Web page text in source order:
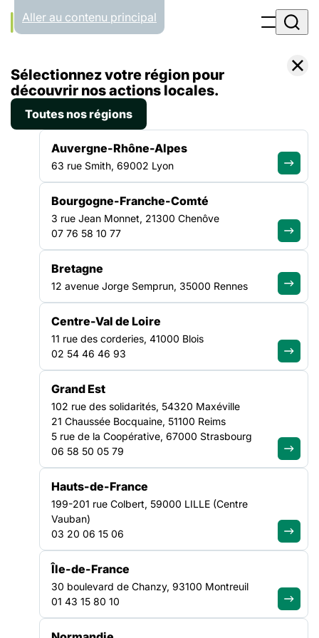
Panneau de gestion des cookies
Aller au contenu principal
Accueil Liste des programmes Mission précarité Paris
VEILLE SOCIALE, HÉBERGEMENT ET LOGEMENT
Mission précarité Paris
la Solidarité Île-de-France est une mission d’appui,
d’animation et de coordination des acteur·ices de la solidarité
à Paris, notamment engagé·es auprès des personnes en
situation de grande exclusion, en situation de rue, d’errance,
en hébergement d’urgence ou de réinsertion, …
UNE COORDINATION TERRITORIALE À
L’ÉCHELLE PARISIENNE
Conventionnée par la Direction des Solidarités de la Ville de
Paris, la Mission « Précarité Paris » comporte une dimension
territoriale, permettant la coordination des acteur·ices
Sélectionnez votre région pour
découvrir nos actions locales.
Toutes nos régions
Auvergne-Rhône-Alpes
63 rue Smith, 69002 Lyon
Bourgogne-Franche-Comté
3 rue Jean Monnet, 21300 Chenôve
07 76 58 10 77
Bretagne
12 avenue Jorge Semprun, 35000 Rennes
Centre-Val de Loire
11 rue des corderies, 41000 Blois
02 54 46 46 93
Grand Est
102 rue des solidarités, 54320 Maxéville
21 Chaussée Bocquaine, 51100 Reims
5 rue de la Coopérative, 67000 Strasbourg
06 58 50 05 79
Hauts-de-France
199-201 rue Colbert, 59000 LILLE (Centre
Vauban)
03 20 06 15 06
Île-de-France
30 boulevard de Chanzy, 93100 Montreuil
01 43 15 80 10